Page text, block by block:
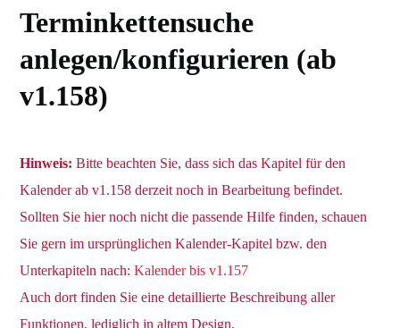
Terminkettensuche
anlegen/konfigurieren (ab
v1.158)
Hinweis: Bitte beachten Sie, dass sich das Kapitel für den
Kalender ab v1.158 derzeit noch in Bearbeitung befindet.
Sollten Sie hier noch nicht die passende Hilfe finden, schauen
Sie gern im ursprünglichen Kalender-Kapitel bzw. den
Unterkapiteln nach: Kalender bis v1.157
Auch dort finden Sie eine detaillierte Beschreibung aller
Funktionen, lediglich in altem Design.